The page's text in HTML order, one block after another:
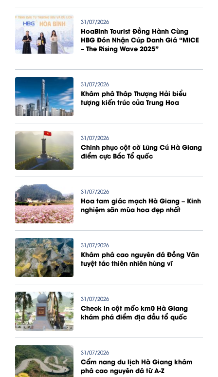
31/07/2026
HoaBinh Tourist Đồng Hành Cùng
HBG Đón Nhận Cúp Danh Giá “MICE
– The Rising Wave 2025”
31/07/2026
Khám phá Tháp Thượng Hải biểu
tượng kiến trúc của Trung Hoa
31/07/2026
Chinh phục cột cờ Lũng Cú Hà Giang
điểm cực Bắc Tổ quốc
31/07/2026
Hoa tam giác mạch Hà Giang – Kinh
nghiệm săn mùa hoa đẹp nhất
31/07/2026
Khám phá cao nguyên đá Đồng Văn
tuyệt tác thiên nhiên hùng vĩ
31/07/2026
Check in cột mốc km0 Hà Giang
khám phá điểm địa đầu tổ quốc
31/07/2026
Cẩm nang du lịch Hà Giang khám
phá cao nguyên đá từ A-Z